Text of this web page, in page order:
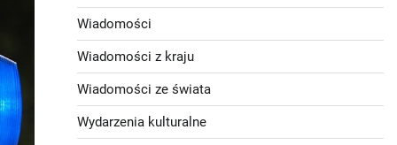
Wiadomości
Wiadomości z kraju
Wiadomości ze świata
Wydarzenia kulturalne